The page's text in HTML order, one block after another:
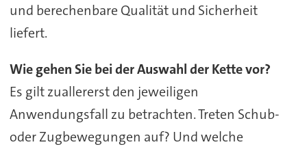
und berechenbare Qualität und Sicherheit
liefert.
Wie gehen Sie bei der Auswahl der Kette vor?
Es gilt zuallererst den jeweiligen
Anwendungsfall zu betrachten. Treten Schub-
oder Zugbewegungen auf? Und welche